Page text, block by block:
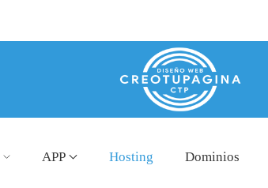
APP Hosting Dominios